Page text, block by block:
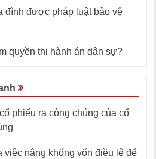
đình được pháp luật bảo vệ
quyền thi hành án dân sự?
phiếu ra công chúng của cổ
việc nâng khống vốn điều lệ để